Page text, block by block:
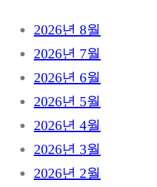
2026년 8월
2026년 7월
2026년 6월
2026년 5월
2026년 4월
2026년 3월
2026년 2월